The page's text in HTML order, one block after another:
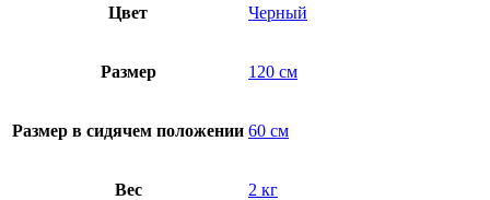
Цвет Черный
Размер 120 см
Размер в сидячем положении 60 см
Вес 2 кг